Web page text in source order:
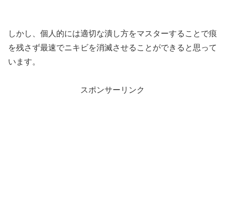
しかし、個人的には適切な潰し方をマスターすることで痕
を残さず最速でニキビを消滅させることができると思って
います。
スポンサーリンク